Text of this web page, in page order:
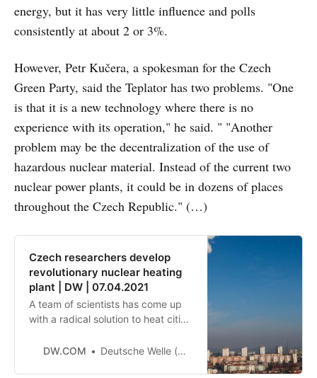
energy, but it has very little influence and polls
consistently at about 2 or 3%.
However, Petr Kučera, a spokesman for the Czech
Green Party, said the Teplator has two problems. "One
is that it is a new technology where there is no
experience with its operation," he said. " "Another
problem may be the decentralization of the use of
hazardous nuclear material. Instead of the current two
nuclear power plants, it could be in dozens of places
throughout the Czech Republic." (…)
Czech researchers develop
revolutionary nuclear heating
plant | DW | 07.04.2021
A team of scientists has come up
with a radical solution to heat cities
they say is cost-effective and
DW.COM Deutsche Welle (www.dw.com)